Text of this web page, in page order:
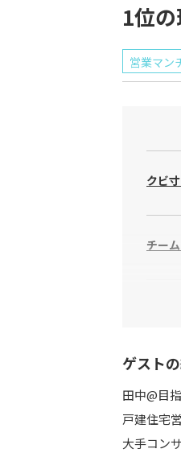
1位
営業マン
クビ
チー
決断の
徹底
ゲスト
田中@目
戸建住宅
大手コン